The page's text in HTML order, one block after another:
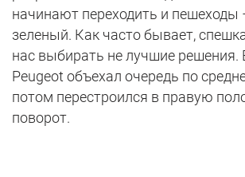
начинают переходить и пешеходы
зеленый. Как часто бывает,
нас выбирать не лучшие решения.
Peugeot объехал очередь по
потом перестроился в правую
поворот.